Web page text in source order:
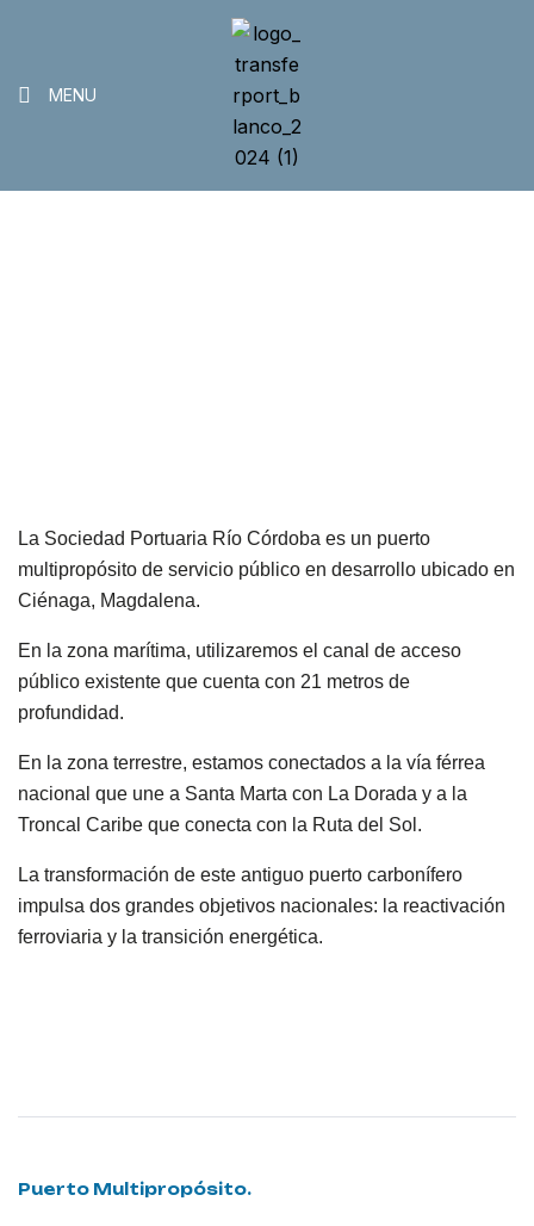
MENU
Sociedad Portuaria Río
La Sociedad Portuaria Río Córdoba es un puerto
multipropósito de servicio público en desarrollo ubicado en
Ciénaga, Magdalena.
En la zona marítima, utilizaremos el canal de acceso
público existente que cuenta con 21 metros de
profundidad.
En la zona terrestre, estamos conectados a la vía férrea
nacional que une a Santa Marta con La Dorada y a la
Troncal Caribe que conecta con la Ruta del Sol.
La transformación de este antiguo puerto carbonífero
impulsa dos grandes objetivos nacionales: la reactivación
ferroviaria y la transición energética.
Puerto Multipropósito.